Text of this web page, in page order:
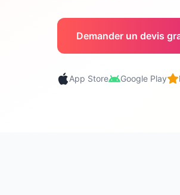
Demander un devis
App Store Google Play